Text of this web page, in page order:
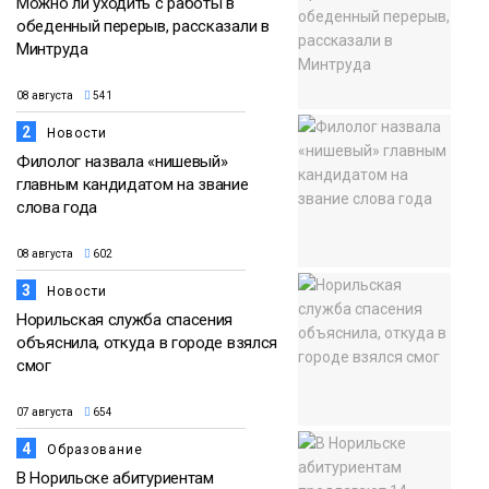
обеденный перерыв, рассказали в
Минтруда
08 августа 541
2 Новости
Филолог назвала «нишевый»
главным кандидатом на звание
слова года
08 августа 602
3 Новости
Норильская служба спасения
объяснила, откуда в городе взялся
смог
07 августа 654
4 Образование
В Норильске абитуриентам